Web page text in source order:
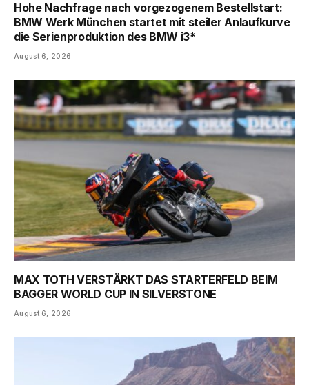
Hohe Nachfrage nach vorgezogenem Bestellstart:
BMW Werk München startet mit steiler Anlaufkurve
die Serienproduktion des BMW i3*
August 6, 2026
MAX TOTH VERSTÄRKT DAS STARTERFELD BEIM
BAGGER WORLD CUP IN SILVERSTONE
August 6, 2026